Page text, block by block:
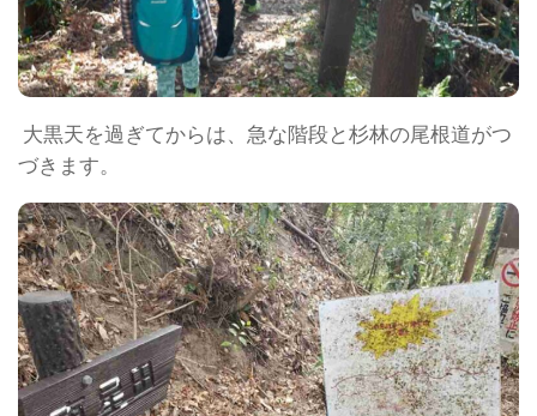
大黒天を過ぎてからは、急な階段と杉林の尾根道がつ
づきます。